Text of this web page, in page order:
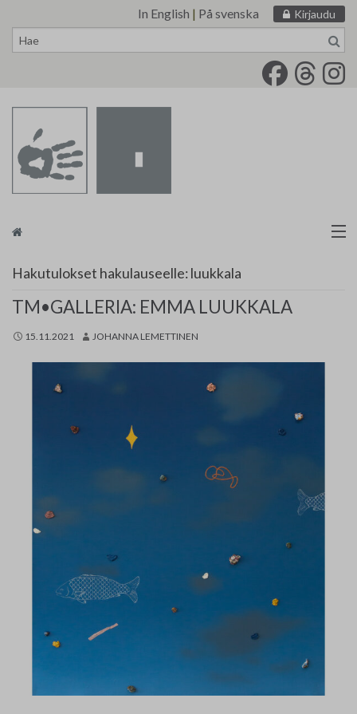
In English | På svenska Kirjaudu
sisältöön
Taidemaalariliitto
Näyttelytoiminta
Tarvikevälitys
Hakutulokset hakulauseelle:luukkala
TM•GALLERIA: EMMA LUUKKALA
15.11.2021 JOHANNA LEMETTINEN